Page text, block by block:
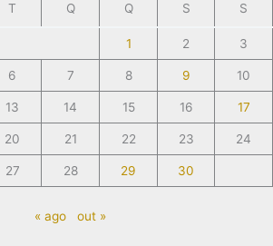
T Q Q S S
1 2 3
6 7 8 9 10
13 14 15 16 17
20 21 22 23 24
27 28 29 30
« ago out »